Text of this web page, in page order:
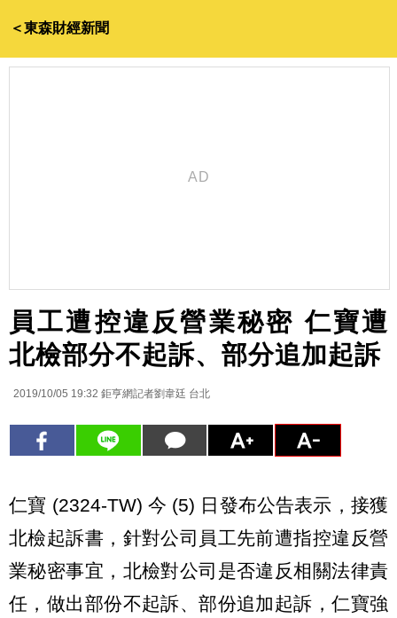
＜東森財經新聞
員工遭控違反營業秘密 仁寶遭
北檢部分不起訴、部分追加起訴
2019/10/05 19:32 鉅亨網記者劉韋廷 台北
仁寶 (2324-TW) 今 (5) 日發布公告表示，接獲
北檢起訴書，針對公司員工先前遭指控違反營
業秘密事宜，北檢對公司是否違反相關法律責
任，做出部份不起訴、部份追加起訴，仁寶強